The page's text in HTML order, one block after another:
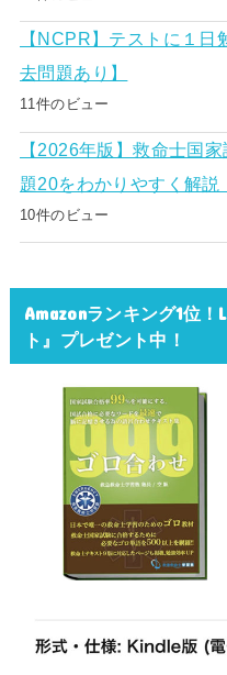
【NCPR】テストに１
去問題あり】
11件のビュー
【2026年版】救命士国
題20をわかりやすく解説
10件のビュー
Amazonランキング1位！
ト』プレゼント中！